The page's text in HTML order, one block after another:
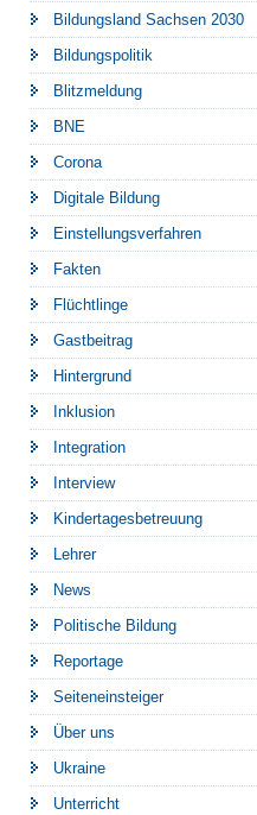
Bildungsland Sachsen 2030
Bildungspolitik
Blitzmeldung
BNE
Corona
Digitale Bildung
Einstellungsverfahren
Fakten
Flüchtlinge
Gastbeitrag
Hintergrund
Inklusion
Integration
Interview
Kindertagesbetreuung
Lehrer
News
Politische Bildung
Reportage
Seiteneinsteiger
Über uns
Ukraine
Unterricht